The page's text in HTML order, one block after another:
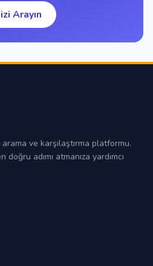
Arayın
ve karşılaştırma platformu.
adımı atmanıza yardımcı